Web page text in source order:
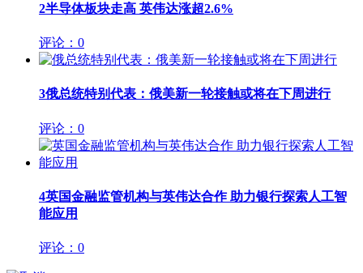
2半导体板块走高 英伟达涨超2.6%
评论：0
3俄总统特别代表：俄美新一轮接触或将在下周进行
评论：0
4英国金融监管机构与英伟达合作 助力银行探索人工智
能应用
评论：0